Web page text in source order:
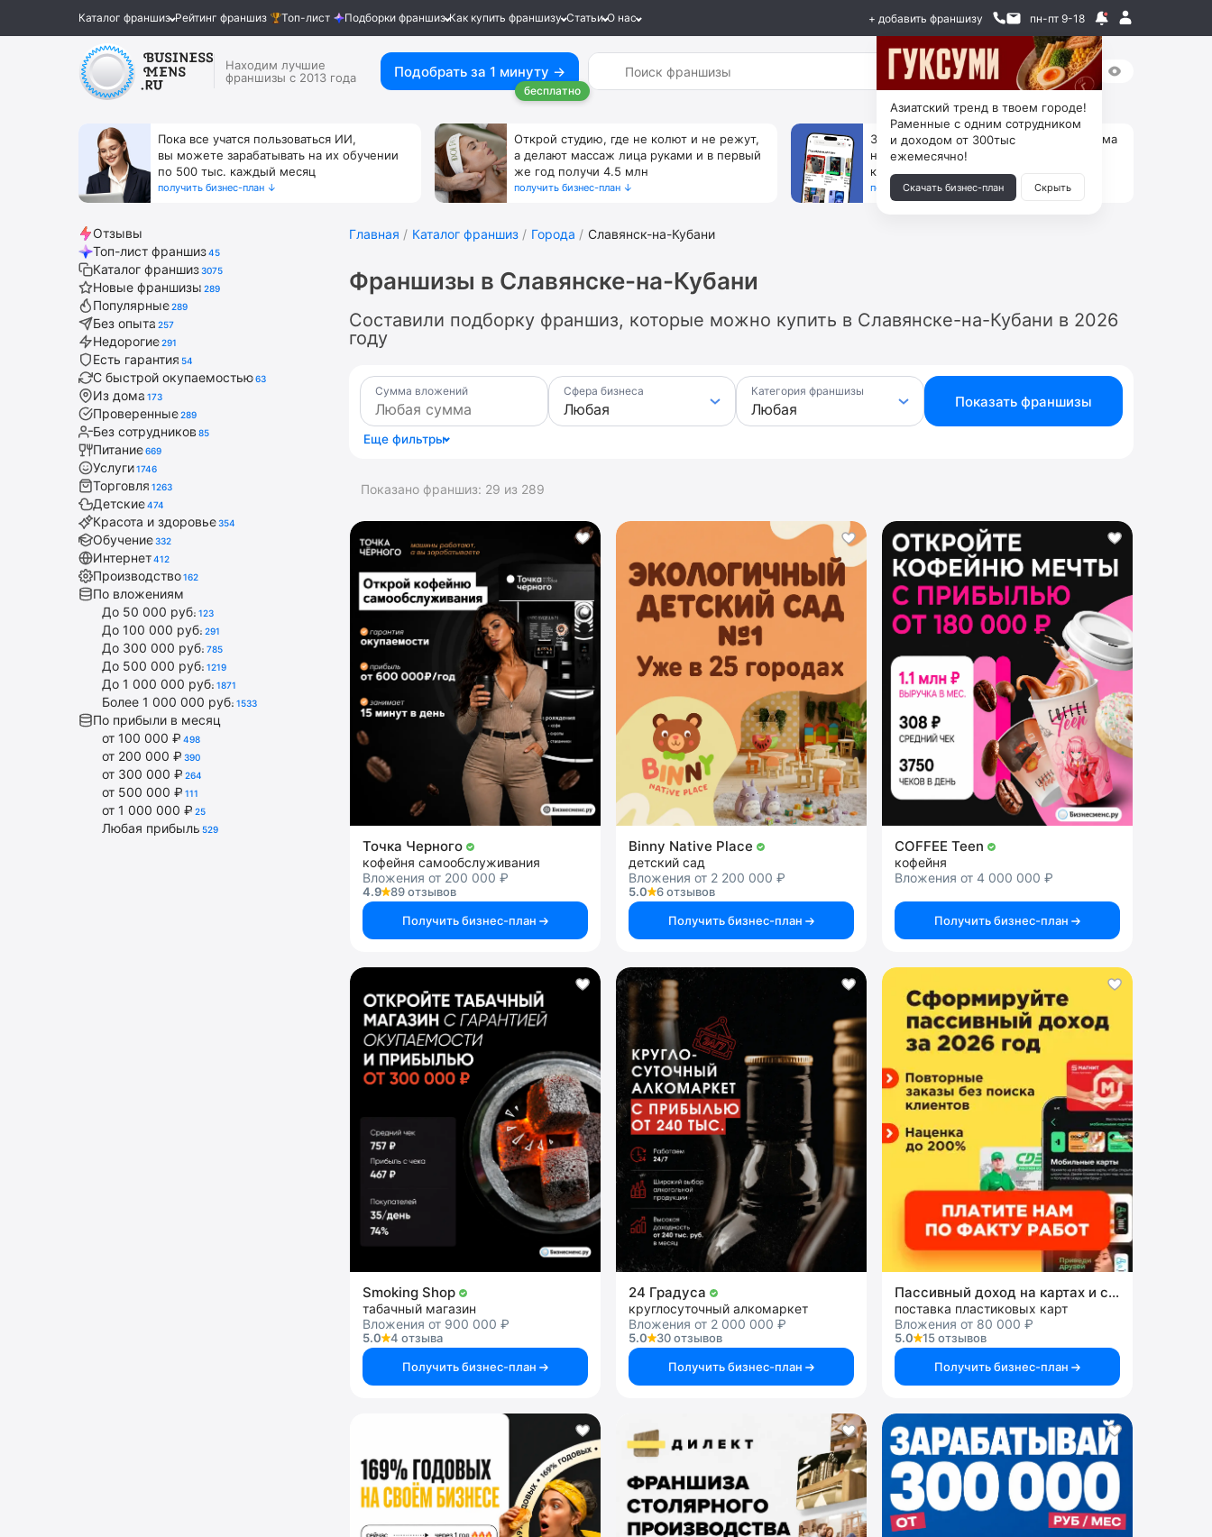
Каталог франшиз Рейтинг франшиз Топ-лист Подборки франшиз Как купить франшизу Статьи О нас + добавить франшизу пн-пт 9-18
Находим лучшие
франшизы с 2013 года
Подобрать за 1 минуту →
бесплатно
Пока все учатся пользоваться ИИ,
вы можете зарабатывать на их обучении
по 500 тыс. каждый месяц
получить бизнес-план ↓
Открой студию, где не колют и не режут,
а делают массаж лица руками и в первый
же год получи 4.5 млн
получить бизнес-план ↓
За 90 тыс. открой магазин на Авито, дома
ни коробок, ни товара, ни склада, зато
каждый месяц +125 тыс. чистыми
получить бизнес-план ↓
Отзывы
Топ-лист франшиз45
Каталог франшиз3075
Новые франшизы 289
Популярные289
Без опыта 257
Недорогие291
Есть гарантия 54
С быстрой окупаемостью63
Из дома 173
Проверенные289
Без сотрудников 85
Питание669
Услуги1746
Торговля 1263
Детские474
Красота и здоровье354
Обучение332
Интернет412
Производство162
По вложениям
До 50 000 руб. 123
До 100 000 руб. 291
До 300 000 руб. 785
До 500 000 руб. 1219
До 1 000 000 руб. 1871
Более 1 000 000 руб. 1533
По прибыли в месяц
от 100 000 ₽ 498
от 200 000 ₽ 390
от 300 000 ₽ 264
от 500 000 ₽ 111
от 1 000 000 ₽ 25
Любая прибыль 529
Главная Каталог франшиз Города Славянск-на-Кубани
Франшизы в Славянске-на-Кубани
Составили подборку франшиз, которые можно купить в Славянске-на-Кубани в 2026
году
Сумма вложений Сфера бизнеса Категория франшизы
Показать франшизы
Еще фильтры
Показано франшиз: 29 из 289
Точка Черного
кофейня самообслуживания
Вложения от 200 000 ₽
4.9
89 отзывов
Получить бизнес-план
Binny Native Place
детский сад
Вложения от 2 200 000 ₽
5.0
6 отзывов
Получить бизнес-план
COFFEE Teen
кофейня
Вложения от 4 000 000 ₽
Получить бизнес-план
Smoking Shop
табачный магазин
Вложения от 900 000 ₽
5.0
4 отзыва
Получить бизнес-план
24 Градуса
круглосуточный алкомаркет
Вложения от 2 000 000 ₽
5.0
30 отзывов
Получить бизнес-план
Пассивный доход на картах и системах
поставка пластиковых карт
Вложения от 80 000 ₽
5.0
15 отзывов
Получить бизнес-план
Азиатский тренд в твоем городе!
Раменные с одним сотрудником
и доходом от 300тыс
ежемесячно!
Скачать бизнес-план Скрыть